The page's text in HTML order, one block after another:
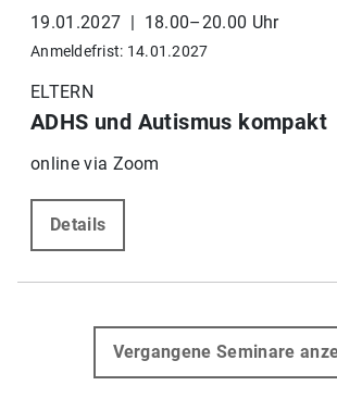
19.01.2027 | 18.00–20.00 Uhr
Anmeldefrist: 14.01.2027
ELTERN
ADHS und Autismus kompakt
online via Zoom
Details
Vergangene Seminare